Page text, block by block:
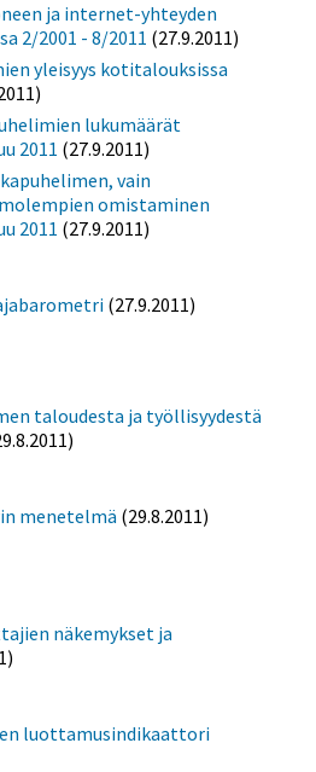
ja internet-yhteyden
2/2001 - 8/2011 (27.9.2011)
yleisyys kotitalouksissa
lukumäärät
2011 (27.9.2011)
vain
omistaminen
2011 (27.9.2011)
(27.9.2011)
taloudesta ja työllisyydestä
menetelmä (29.8.2011)
näkemykset ja
luottamusindikaattori